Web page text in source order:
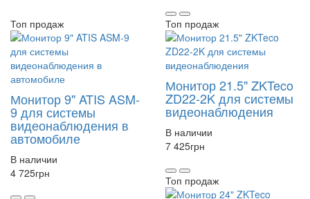
Топ продаж
Монитор 9" ATIS ASM-
9 для системы
видеонаблюдения в
автомобиле
В наличии
4 725грн
Топ продаж
Монитор 21.5" ZKTeco
ZD22-2K для системы
видеонаблюдения
В наличии
7 425грн
Топ продаж